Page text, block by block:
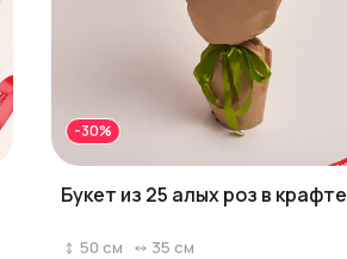
-30%
Букет из 25 алых роз в крафте
50 см 35 см